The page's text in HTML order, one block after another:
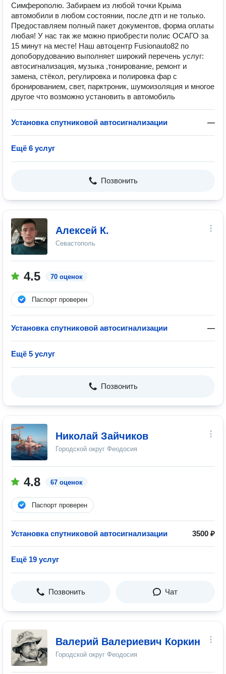
Симферополю. Забираем из любой точки Крыма
автомобили в любом состоянии, после дтп и не только.
Предоставляем полный пакет документов, форма оплаты
любая! У нас так же можно приобрести полис ОСАГО за
15 минут на месте! Наш автоцентр Fusionauto82 по
допоборудованию выполняет широкий перечень услуг:
автосигнализация, музыка ,тонирование, ремонт и
замена, стёкол, регулировка и полировка фар с
бронированием, свет, парктроник, шумоизоляция и многое
другое что возможно установить в автомобиль
Установка спутниковой автосигнализации —
Ещё 6 услуг
Позвонить
Алексей К.
Севастополь
4.5 70 оценок
Паспорт проверен
Установка спутниковой автосигнализации —
Ещё 5 услуг
Позвонить
Николай Зайчиков
Городской округ Феодосия
4.8 67 оценок
Паспорт проверен
Установка спутниковой автосигнализации 3500 ₽
Ещё 19 услуг
Позвонить Чат
Валерий Валериевич Коркин
Городской округ Феодосия